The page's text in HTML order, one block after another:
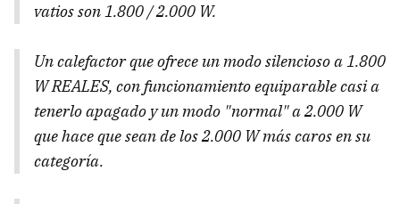
vatios son 1.800 / 2.000 W.
Un calefactor que ofrece un modo silencioso a 1.800
W REALES, con funcionamiento equiparable casi a
tenerlo apagado y un modo "normal" a 2.000 W
que hace que sean de los 2.000 W más caros en su
categoría.